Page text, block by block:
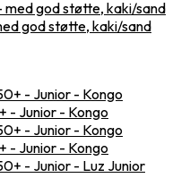
god støtte, kaki/sand
- Junior - Kongo
- Junior - Kongo